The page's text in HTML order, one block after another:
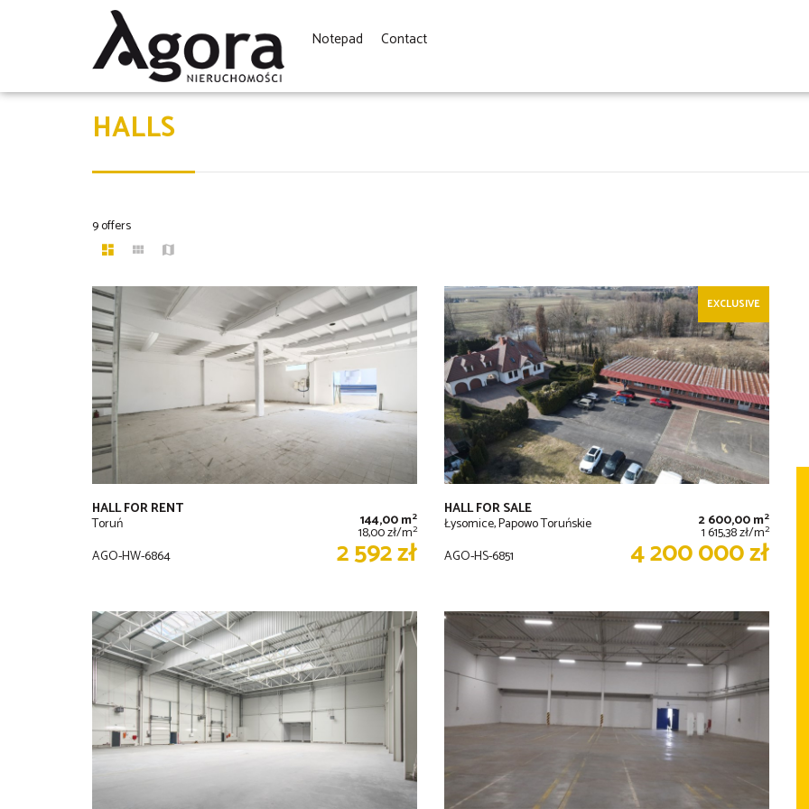
Notepad Contact
HALLS
9 offers
HALL FOR RENT
Toruń 144,00 m2
18,00 zł/m2
AGO-HW-6864 2 592 zł
EXCLUSIVE
HALL FOR SALE
Łysomice, Papowo Toruńskie 2 600,00 m2
1 615,38 zł/m2
AGO-HS-6851 4 200 000 zł